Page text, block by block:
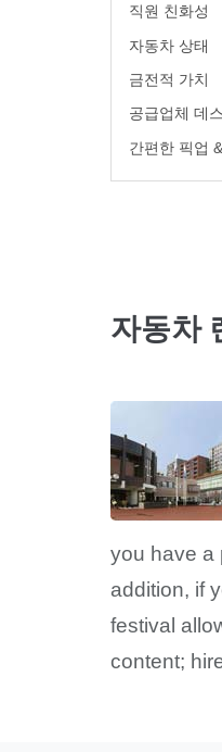
직원 친화성
자동차 상태
금전적 가치
공급업체 데
간편한 픽업
자동차
you have a
addition, if
festival
content;